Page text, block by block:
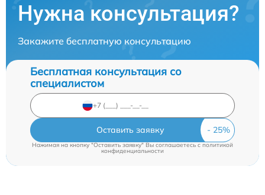
Нужна консультация?
Закажите бесплатную консультацию
Бесплатная консультация со
специалистом
Оставить заявку
Нажимая на кнопку "Оставить заявку" Вы соглашаетесь cполитикой
конфиденциальности